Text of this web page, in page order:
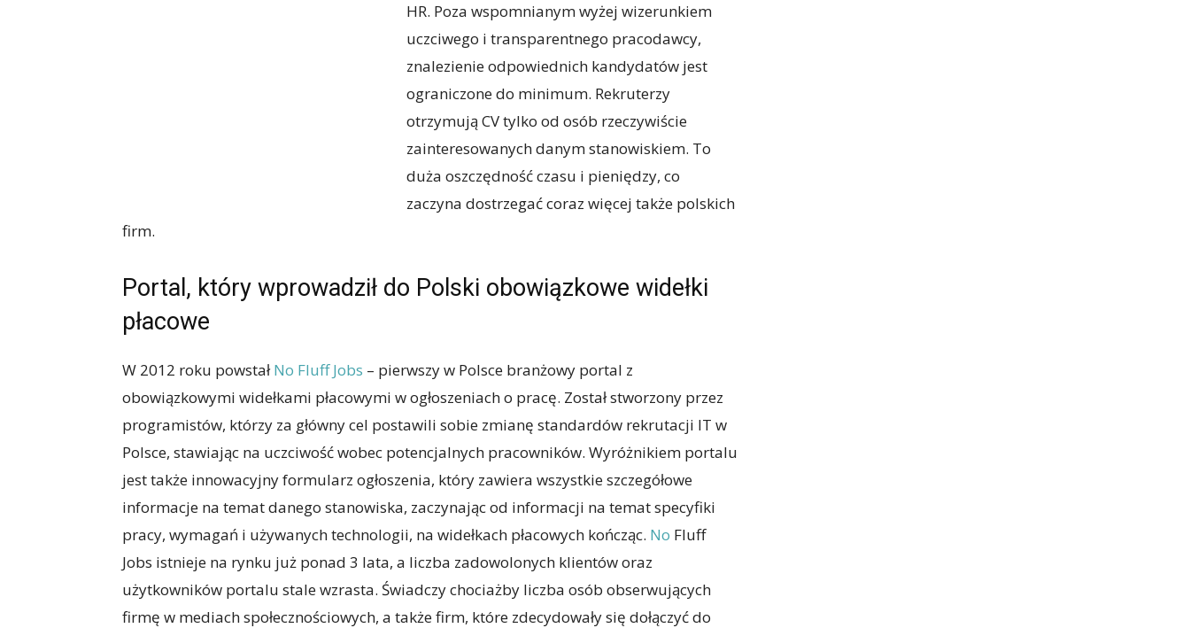
HR. Poza wspomnianym wyżej wizerunkiem
uczciwego i transparentnego pracodawcy,
znalezienie odpowiednich kandydatów jest
ograniczone do minimum. Rekruterzy
otrzymują CV tylko od osób rzeczywiście
zainteresowanych danym stanowiskiem. To
duża oszczędność czasu i pieniędzy, co
zaczyna dostrzegać coraz więcej także polskich
firm.
Portal, który wprowadził do Polski obowiązkowe widełki
płacowe
W 2012 roku powstałNo Fluff Jobs – pierwszy w Polsce branżowy portal z
obowiązkowymi widełkami płacowymi w ogłoszeniach o pracę. Został stworzony przez
programistów, którzy za główny cel postawili sobie zmianę standardów rekrutacji IT w
Polsce, stawiając na uczciwość wobec potencjalnych pracowników. Wyróżnikiem portalu
jest także innowacyjny formularz ogłoszenia, który zawiera wszystkie szczegółowe
informacje na temat danego stanowiska, zaczynając od informacji na temat specyfiki
pracy, wymagań i używanych technologii, na widełkach płacowych kończąc. No Fluff
Jobs istnieje na rynku już ponad 3 lata, a liczba zadowolonych klientów oraz
użytkowników portalu stale wzrasta. Świadczy chociażby liczba osób obserwujących
firmę w mediach społecznościowych, a także firm, które zdecydowały się dołączyć do